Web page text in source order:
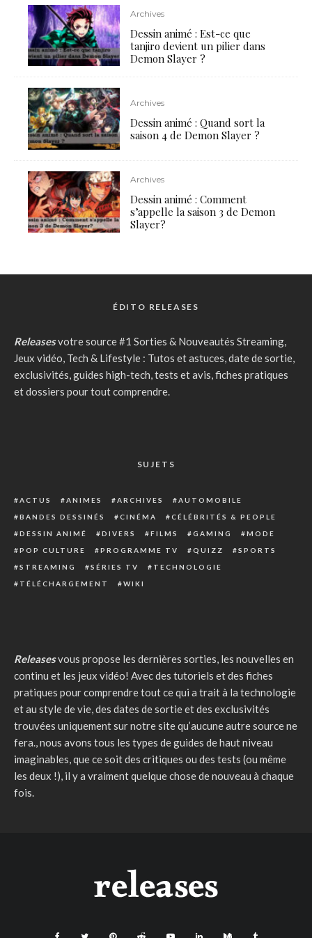
Archives
Dessin animé : Est-ce que
tanjiro devient un pilier dans
Demon Slayer ?
Archives
Dessin animé : Quand sort la
saison 4 de Demon Slayer ?
Archives
Dessin animé : Comment
s’appelle la saison 3 de Demon
Slayer?
ÉDITO RELEASES
Releasesvotre source #1 Sorties & Nouveautés Streaming,
Jeux vidéo, Tech & Lifestyle : Tutos et astuces, date de sortie,
exclusivités, guides high-tech, tests et avis, fiches pratiques
et dossiers pour tout comprendre.
SUJETS
ACTUS ANIMES ARCHIVES
AUTOMOBILE
BANDES DESSINÉS
CINÉMA
CÉLÉBRITÉS & PEOPLE
DESSIN ANIMÉ
DIVERS FILMS GAMING
MODE
POP CULTURE
PROGRAMME TV QUIZZ
SPORTS
STREAMING
SÉRIES TV
TECHNOLOGIE
TÉLÉCHARGEMENT
WIKI
Releasesvous propose les dernières sorties, les nouvelles en
continu et les jeux vidéo! Avec des tutoriels et des fiches
pratiques pour comprendre tout ce qui a trait à la technologie
et au style de vie, des dates de sortie et des exclusivités
trouvées uniquement sur notre site qu’aucune autre source ne
fera., nous avons tous les types de guides de haut niveau
imaginables, que ce soit des critiques ou des tests (ou même
les deux !), il y a vraiment quelque chose de nouveau à chaque
fois.